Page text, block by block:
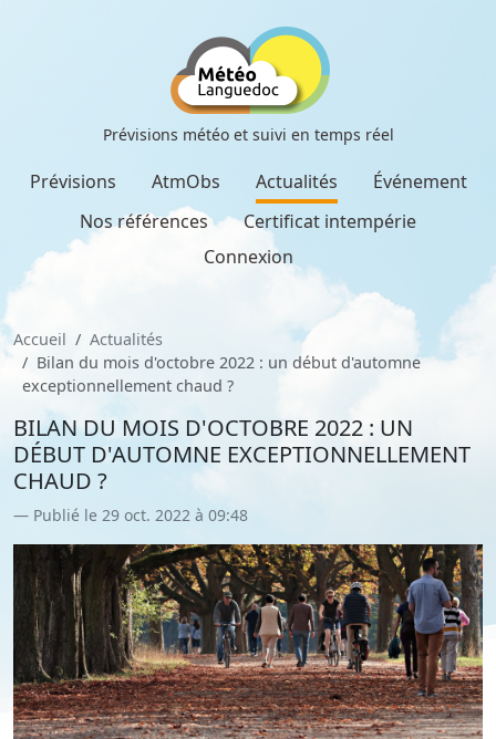
Prévisions météo et suivi en temps réel
Prévisions AtmObs Actualités
Événement
Nos références
Certificat intempérie
Connexion
Accueil
Actualités
Bilan du mois d'octobre 2022 : un début d'automne
exceptionnellement chaud ?
BILAN DU MOIS D'OCTOBRE 2022 : UN
DÉBUT D'AUTOMNE EXCEPTIONNELLEMENT
CHAUD ?
Publié le 29 oct. 2022 à 09:48